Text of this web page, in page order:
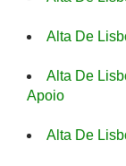
Alta De
Alta De
Apoio
Alta De